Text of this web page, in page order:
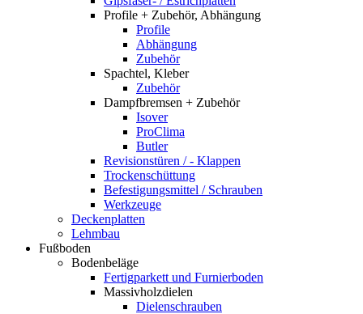
Profile + Zubehör, Abhängung
Profile
Abhängung
Zubehör
Spachtel, Kleber
Zubehör
Dampfbremsen + Zubehör
Isover
ProClima
Butler
Revisionstüren / - Klappen
Trockenschüttung
Befestigungsmittel / Schrauben
Werkzeuge
Deckenplatten
Lehmbau
Fußboden
Bodenbeläge
Fertigparkett und Furnierboden
Massivholzdielen
Dielenschrauben